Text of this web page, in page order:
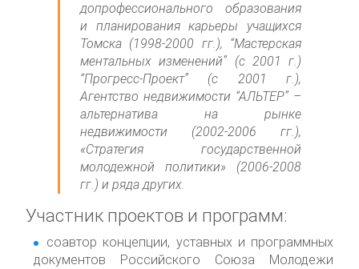
допрофессионального образования
и планирования карьеры учащихся
Томска (1998-2000 гг.), “Мастерская
ментальных изменений” (с 2001 г.)
“Прогресс-Проект” (с 2001 г.),
Агентство недвижимости “АЛЬТЕР” –
альтернатива на рынке
недвижимости (2002-2006 гг.),
«Стратегия государственной
молодежной политики» (2006-2008
гг.) и ряда других.
Участник проектов и программ:
соавтор концепции, уставных и программных
документов Российского Союза Молодежи